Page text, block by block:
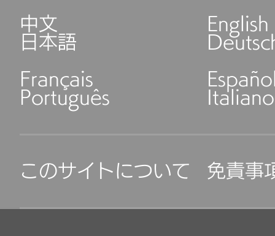
中文 English
日本語
Français
Português Italiano
このサイトについて 免責事